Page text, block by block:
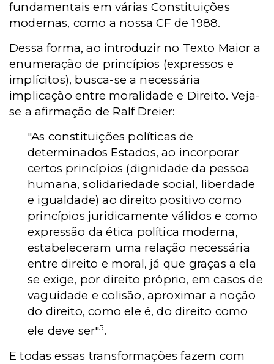
fundamentais em várias Constituições
modernas, como a nossa CF de 1988.
Dessa forma, ao introduzir no Texto Maior a
enumeração de princípios (expressos e
implícitos), busca-se a necessária
implicação entre moralidade e Direito. Veja-
se a afirmação de Ralf Dreier:
"As constituições políticas de
determinados Estados, ao incorporar
certos princípios (dignidade da pessoa
humana, solidariedade social, liberdade
e igualdade) ao direito positivo como
princípios juridicamente válidos e como
expressão da ética política moderna,
estabeleceram uma relação necessária
entre direito e moral, já que graças a ela
se exige, por direito próprio, em casos de
vaguidade e colisão, aproximar a noção
do direito, como ele é, do direito como
ele deve ser"5.
E todas essas transformações fazem com